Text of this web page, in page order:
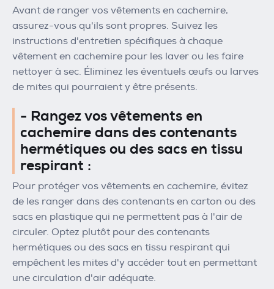
Avant de ranger vos vêtements en cachemire,
assurez-vous qu'ils sont propres. Suivez les
instructions d'entretien spécifiques à chaque
vêtement en cachemire pour les laver ou les faire
nettoyer à sec. Éliminez les éventuels œufs ou larves
de mites qui pourraient y être présents.
- Rangez vos vêtements en
cachemire dans des contenants
hermétiques ou des sacs en tissu
respirant :
Pour protéger vos vêtements en cachemire, évitez
de les ranger dans des contenants en carton ou des
sacs en plastique qui ne permettent pas à l'air de
circuler. Optez plutôt pour des contenants
hermétiques ou des sacs en tissu respirant qui
empêchent les mites d'y accéder tout en permettant
une circulation d'air adéquate.